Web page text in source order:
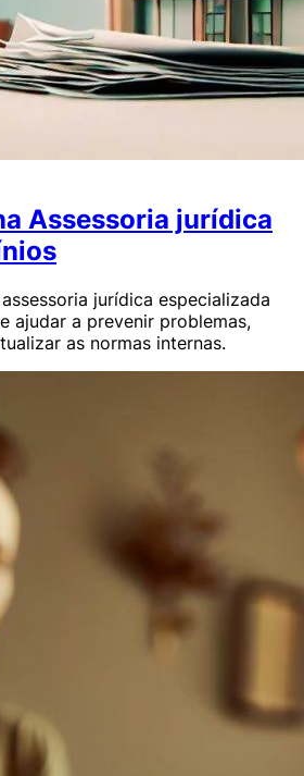
Assessoria jurídica
jurídica especializada
ajudar a prevenir problemas,
as normas internas.